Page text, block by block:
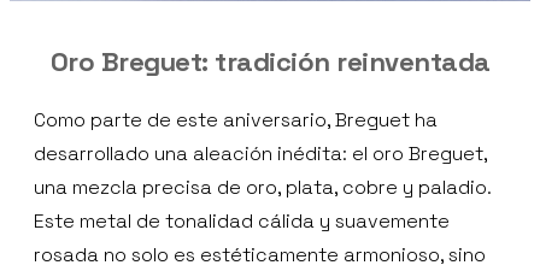
Oro Breguet: tradición reinventada
Como parte de este aniversario, Breguet ha
desarrollado una aleación inédita: el oro Breguet,
una mezcla precisa de oro, plata, cobre y paladio.
Este metal de tonalidad cálida y suavemente
rosada no solo es estéticamente armonioso, sino